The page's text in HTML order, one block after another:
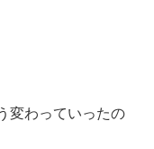
変わっていったの